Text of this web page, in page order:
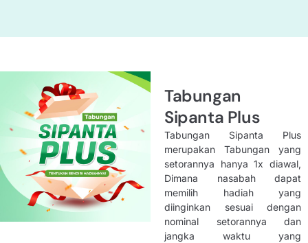
Tabungan
Sipanta Plus
Tabungan Sipanta Plus
merupakan Tabungan yang
setorannya hanya 1x diawal,
Dimana nasabah dapat
memilih hadiah yang
diinginkan sesuai dengan
nominal setorannya dan
jangka waktu yang